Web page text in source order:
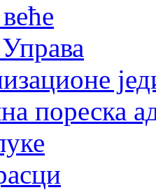
пореска